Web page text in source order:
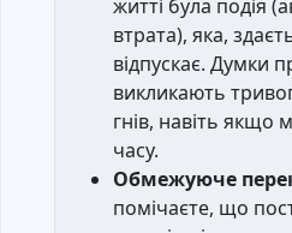
житті була подія
втрата), яка,
відпускає. Думки
викликають
гнів, навіть якщо
часу.
Обмежуюче
помічаєте, що